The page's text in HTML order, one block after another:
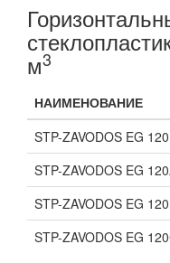
м3
НАИМЕНОВАНИЕ
STP-ZAVODOS EG 120
STP-ZAVODOS EG
STP-ZAVODOS EG
STP-ZAVODOS EG